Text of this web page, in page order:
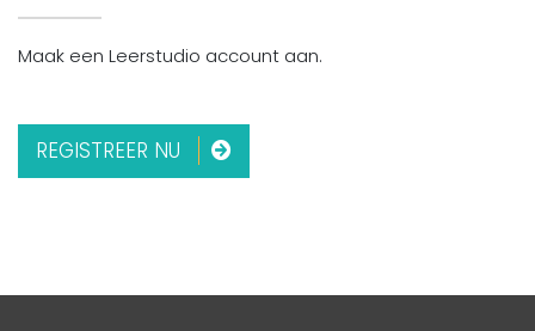
Maak een Leerstudio account aan.
REGISTREER NU